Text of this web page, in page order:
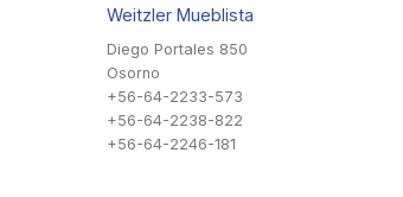
Weitzler Mueblista
Diego Portales 850
Osorno
+56-64-2233-573
+56-64-2238-822
+56-64-2246-181